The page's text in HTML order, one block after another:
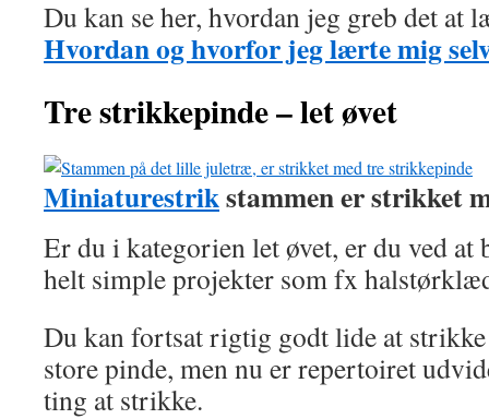
Du kan se her, hvordan jeg greb det at
Hvordan og hvorfor jeg lærte mig
Tre strikkepinde – let øvet
Miniaturestrikstammen er strikket
Er du i kategorien let øvet, er du ved
helt simple projekter som fx
Du kan fortsat rigtig godt lide at
store pinde, men nu er repertoiret
ting at strikke.